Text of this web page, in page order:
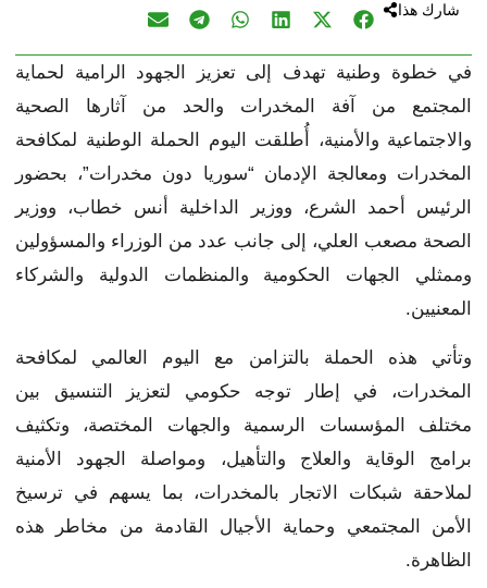
شارك هذا
في خطوة وطنية تهدف إلى تعزيز الجهود الرامية لحماية
المجتمع من آفة المخدرات والحد من آثارها الصحية
والاجتماعية والأمنية، أُطلقت اليوم الحملة الوطنية لمكافحة
المخدرات ومعالجة الإدمان “سوريا دون مخدرات”، بحضور
الرئيس أحمد الشرع، ووزير الداخلية أنس خطاب، ووزير
الصحة مصعب العلي، إلى جانب عدد من الوزراء والمسؤولين
وممثلي الجهات الحكومية والمنظمات الدولية والشركاء
المعنيين.
وتأتي هذه الحملة بالتزامن مع اليوم العالمي لمكافحة
المخدرات، في إطار توجه حكومي لتعزيز التنسيق بين
مختلف المؤسسات الرسمية والجهات المختصة، وتكثيف
برامج الوقاية والعلاج والتأهيل، ومواصلة الجهود الأمنية
لملاحقة شبكات الاتجار بالمخدرات، بما يسهم في ترسيخ
الأمن المجتمعي وحماية الأجيال القادمة من مخاطر هذه
الظاهرة.